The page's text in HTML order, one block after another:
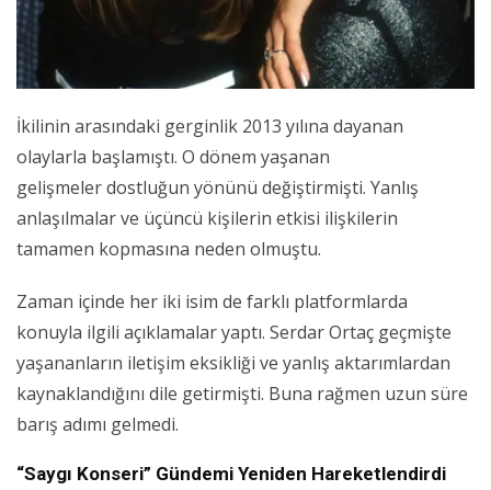
İkilinin arasındaki gerginlik 2013 yılına dayanan
olaylarla başlamıştı. O dönem yaşanan
gelişmeler dostluğun yönünü değiştirmişti. Yanlış
anlaşılmalar ve üçüncü kişilerin etkisi ilişkilerin
tamamen kopmasına neden olmuştu.
Zaman içinde her iki isim de farklı platformlarda
konuyla ilgili açıklamalar yaptı. Serdar Ortaç geçmişte
yaşananların iletişim eksikliği ve yanlış aktarımlardan
kaynaklandığını dile getirmişti. Buna rağmen uzun süre
barış adımı gelmedi.
“Saygı Konseri” Gündemi Yeniden Hareketlendirdi